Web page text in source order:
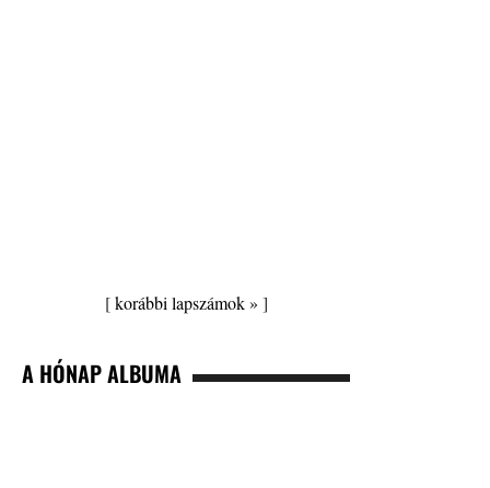
[korábbi lapszámok » ]
A HÓNAP ALBUMA